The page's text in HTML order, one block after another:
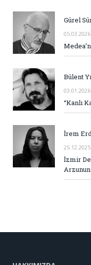
Gürel
05.03.2026
Bülent
03.01.2026
“Kanlı
İrem
25.12.2025
İzmir